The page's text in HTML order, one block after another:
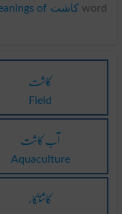
English meanings of کاشت word
کاشت
Field
آب کاشت
Aquaculture
کاشتکار